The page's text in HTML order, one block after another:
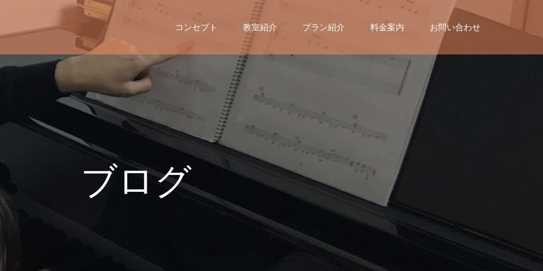
コンセプト 教室紹介 プラン紹介 料金案内 お問い合わせ
ブログ